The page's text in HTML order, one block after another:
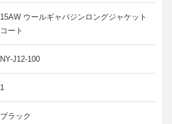
15AW ウールギャバジンロングジャケット
コート
NY-J12-100
1
ブラック